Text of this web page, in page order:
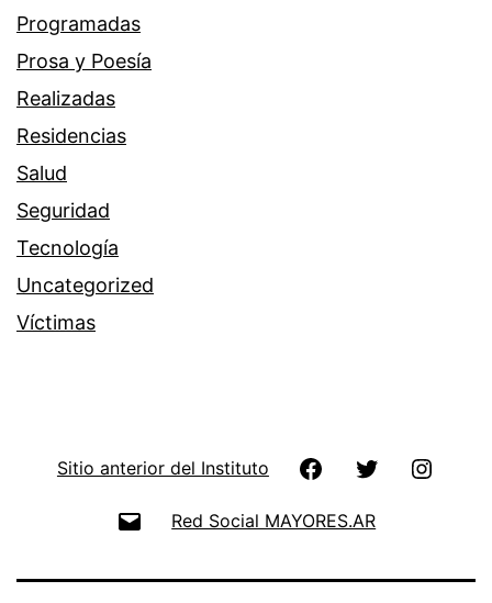
Programadas
Prosa y Poesía
Realizadas
Residencias
Salud
Seguridad
Tecnología
Uncategorized
Víctimas
Sitio anterior del Instituto FacebookTwitter
EmailRed Social MAYORES.AR